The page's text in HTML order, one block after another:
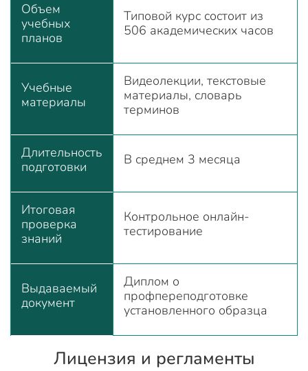
Объем
учебных
планов
Типовой курс состоит из
506 академических часов
Учебные
материалы
Видеолекции, текстовые
материалы, словарь
терминов
Длительность
подготовки
В среднем 3 месяца
Итоговая
проверка
знаний
Контрольное онлайн-
тестирование
Выдаваемый
документ
Диплом о
профпереподготовке
установленного образца
Лицензия и регламенты